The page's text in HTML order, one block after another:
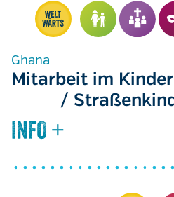
Ghana
Mitarbeit im
/